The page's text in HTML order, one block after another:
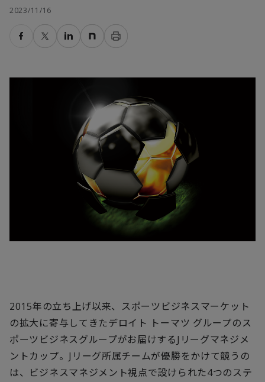
2023/11/16
2015年の立ち上げ以来、スポーツビジネスマーケット
の拡大に寄与してきたデロイト トーマツ グループのス
ポーツビジネスグループがお届けするJリーグマネジメ
ントカップ。Jリーグ所属チームが優勝をかけて競うの
は、ビジネスマネジメント視点で設けられた4つのステ